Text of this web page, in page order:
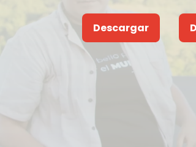
Descargar